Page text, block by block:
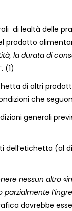
di lealtà delle
prodotto
la durata di
’. (1)
di altri
che
generali
dell’etichetta (al
nessun altro
dovrebbe